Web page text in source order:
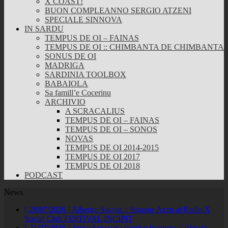
BUON COMPLEANNO SERGIO ATZENI
SPECIALE SINNOVA
IN SARDU
TEMPUS DE OI – FAINAS
TEMPUS DE OI :: CHIMBANTA DE CHIMBANTA
SONUS DE OI
MADRIGA
SARDINIA TOOLBOX
BABAIOLA
Sa famill’e Cocerinu
ARCHIVIO
A SCRACALIUS
TEMPUS DE OI – FAINAS
TEMPUS DE OI – SONOS
NOVAS
TEMPUS DE OI 2014-2015
TEMPUS DE OI 2017
TEMPUS DE OI 2018
PODCAST
News
[ 28/07/2026 ] Albergo Savoia :: Simone Azzu al Radio X
Social Club FESTIVAL INCIPIT